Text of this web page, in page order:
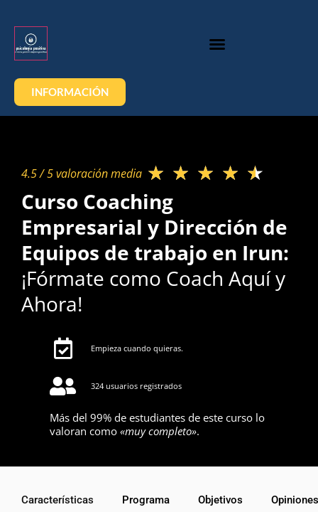
INFORMACIÓN
4.5 / 5 valoración media​ ★ ★ ★ ★ ★
Curso Coaching
Empresarial y Dirección de
Equipos de trabajo en Irun:
¡Fórmate como Coach Aquí y
Ahora!
Empieza cuando quieras.
324 usuarios registrados
Más del 99% de estudiantes de este curso lo
valoran como «muy completo».
Características Programa Objetivos Opiniones